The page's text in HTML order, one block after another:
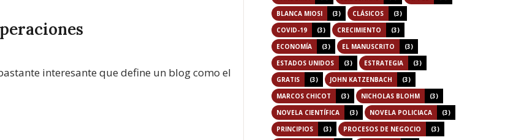
interesante que define un blog como el
BLANCA MIOSI
(3) CLÁSICOS
(3)
COVID-19
(3) CRECIMIENTO
(3)
ECONOMÍA
(3) EL MANUSCRITO
(3)
ESTADOS UNIDOS
(3) ESTRATEGIA
(3)
GRATIS
(3) JOHN KATZENBACH
(3)
MARCOS CHICOT
(3) NICHOLAS BLOHM
(3)
NOVELA CIENTÍFICA
(3) NOVELA POLICIACA
(3)
PRINCIPIOS
(3) PROCESOS DE NEGOCIO
(3)